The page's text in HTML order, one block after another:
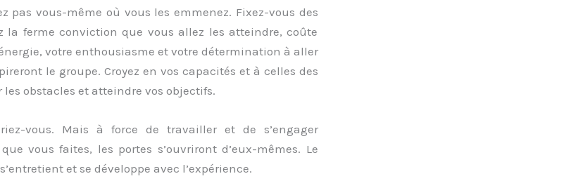
pas vous-même où vous les emmenez. Fixez-vous des
la ferme conviction que vous allez les atteindre, coûte
votre enthousiasme et votre détermination à aller
le groupe. Croyez en vos capacités et à celles des
obstacles et atteindre vos objectifs.
vous. Mais à force de travailler et de s’engager
vous faites, les portes s’ouvriront d’eux-mêmes. Le
et se développe avec l’expérience.